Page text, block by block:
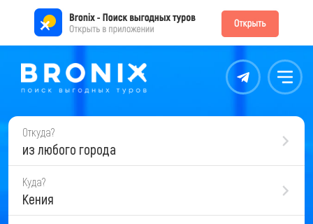
Контакты Меню
Откуда?
из любого города
Куда?
Кения